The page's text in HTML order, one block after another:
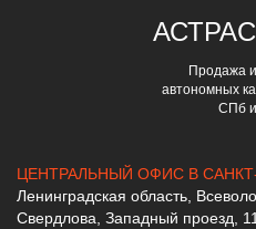
АСТРА
Продажа
автономных
СПб
ЦЕНТРАЛЬНЫЙ ОФИС В
Ленинградская область,
Свердлова, Западный проезд,